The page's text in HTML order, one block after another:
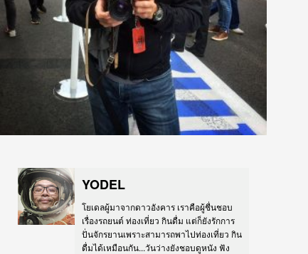
YODEL
โยเดลผู้มาจากดาวอังคาร เราคือผู้ชื่นชอบ
เรื่องรถยนต์ ท่องเที่ยว กินดื่ม แต่ก็ยังรักการ
ปั่นจักรยานเพราะสามารถพาไปท่องเที่ยว กิน
ดื่มได้เหมือนกัน...วันว่างยังชอบดูหนัง ฟัง